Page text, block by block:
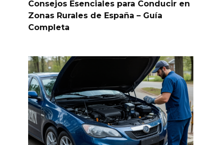
Consejos Esenciales para Conducir en
Zonas Rurales de España – Guía
Completa